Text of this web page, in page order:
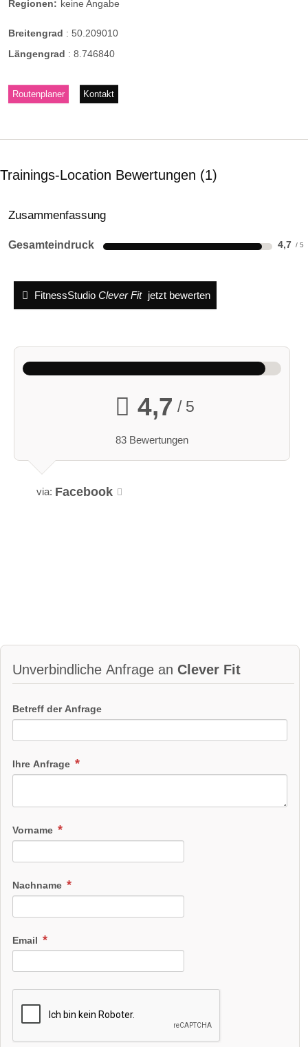
Regionen: keine Angabe
Breitengrad : 50.209010
Längengrad : 8.746840
Routenplaner Kontakt
Trainings-Location Bewertungen 1
Zusammenfassung
Gesamteindruck 4,7
FitnessStudio Clever Fit jetzt bewerten
4,7 / 5
83 Bewertungen
via: Facebook
Unverbindliche Anfrage an Clever Fit
Betreff der Anfrage
Ihre Anfrage
Vorname
Nachname
Email